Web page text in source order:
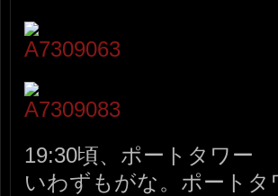
19:30頃、ポートタワー
いわずもがな。ポート